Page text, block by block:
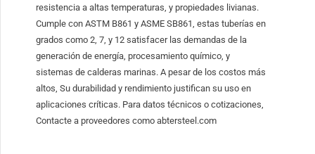
resistencia a altas temperaturas, y propiedades livianas.
Cumple con ASTM B861 y ASME SB861, estas tuberías en
grados como 2, 7, y 12 satisfacer las demandas de la
generación de energía, procesamiento químico, y
sistemas de calderas marinas. A pesar de los costos más
altos, Su durabilidad y rendimiento justifican su uso en
aplicaciones críticas. Para datos técnicos o cotizaciones,
Contacte a proveedores como abtersteel.com